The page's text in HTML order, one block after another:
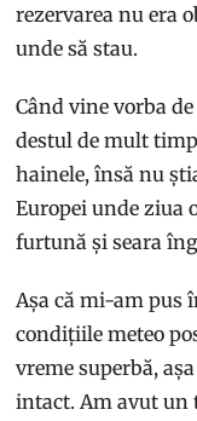
rezervarea nu era
unde să stau.
Când vine vorba
destul de mult
hainele, însă nu
Europei unde ziua
furtună și seara
Așa că mi-am pus
condițiile meteo
vreme superbă,
intact. Am avut un